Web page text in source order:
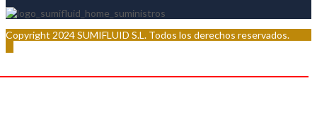
Copyright 2024 SUMIFLUID S.L. Todos los derechos reservados.